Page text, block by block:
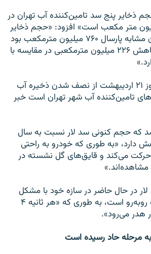
ذخایر پنج سد تامین‌کننده آب تهران در
۵۳۴ میلیون متر مکعب است» افزود: «حجم ذخایر
سدهای تهران در زمان مشابه پارسال ۷۶۰ میلیون مترمکعب بود
که این امر نشان از کاهش ۲۲۶ میلیون مترمکعبی در مقایسه با
خبرگزاری فارس نیز روز ۲۱ اردیبهشت از نصف شدن ذخیره آب
تامین‌کننده آب شهر تهران است خبر
که حجم کنونی سد لار نسبت به سال
کاهش دارد، «به طوری که خودرو به راحتی
می‌کند و قایق‌های گل نشسته در
لار در حال حاضر در سازه خود با مشکل
نشت و هدر رفتن آب روبه‌رو است، به طوری‌ که «هر ثانیه ۴
هدر می‌رود».
مرحله حاد رسیده‌ است